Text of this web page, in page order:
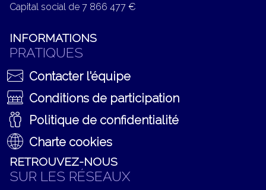
Capital social de 7 866 477 €
INFORMATIONS
PRATIQUES
Contacter l'équipe
Conditions de participation
Politique de confidentialité
Charte cookies
RETROUVEZ-NOUS
SUR LES RÉSEAUX